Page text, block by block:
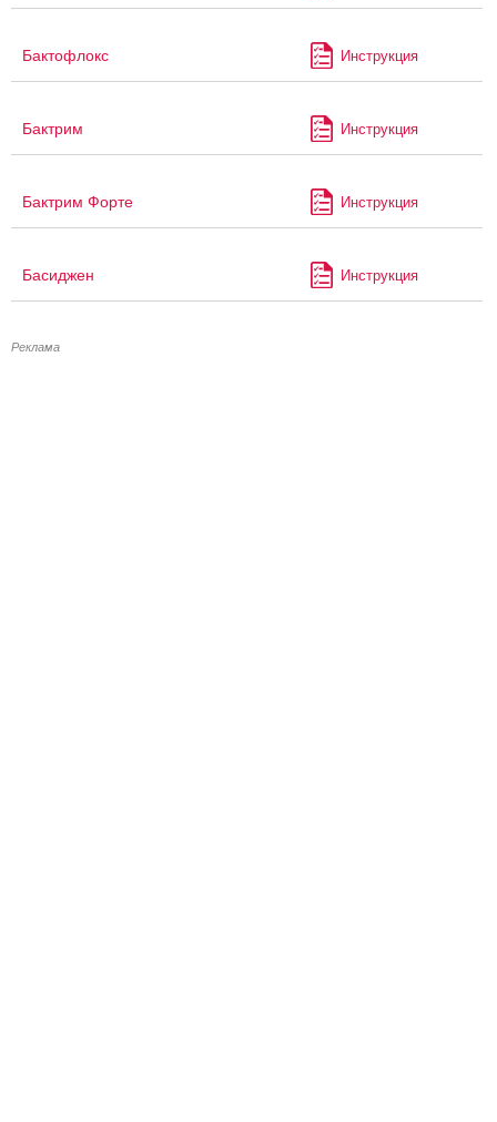
Бактофлокс Инструкция
Бактрим Инструкция
Бактрим Форте Инструкция
Басиджен Инструкция
Реклама